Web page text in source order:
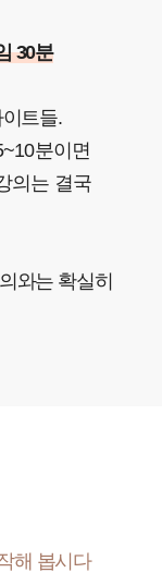
30분
트들.
분이면
의는 결국
와는 확실히
해 봅시다